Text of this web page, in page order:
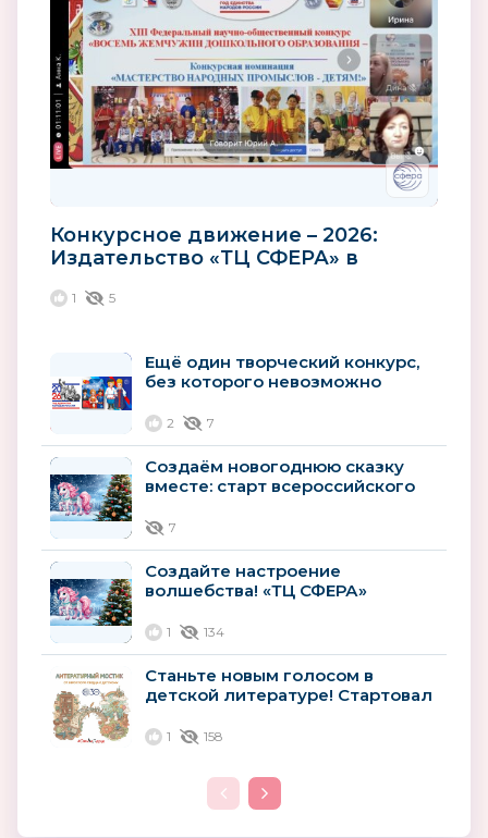
Конкурсное движение – 2026:
Издательство «ТЦ СФЕРА» в
ДОО и...
1 5
Ещё один творческий конкурс,
без которого невозможно
2 7
Создаём новогоднюю сказку
вместе: старт всероссийского
новогоднего...
7
Создайте настроение
волшебства! «ТЦ СФЕРА»
конкурс новогоднего...
1 134
Станьте новым голосом в
детской литературе! Стартовал
авторов
1 158